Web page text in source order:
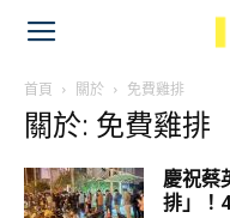
首頁 關於 免費雞排
關於: 免費雞排
慶祝蔡
排」！